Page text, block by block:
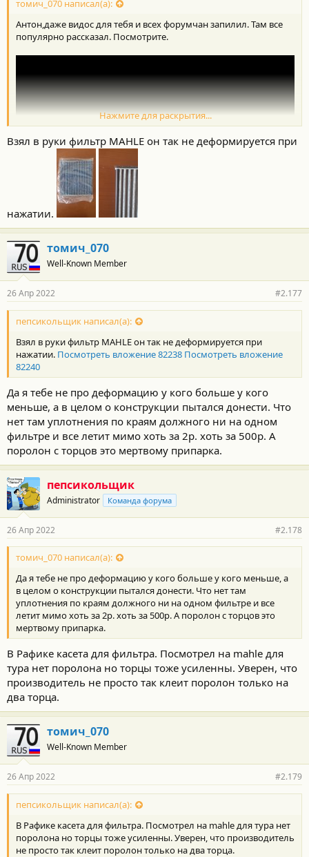
томич_070 написал(а):
Антон,даже видос для тебя и всех форумчан запилил. Там все
популярно рассказал. Посмотрите.
Нажмите для раскрытия...
Взял в руки фильтр MAHLE он так не деформируется при
нажатии.
томич_070
Well-Known Member
26 Апр 2022 #2.177
пепсикольщик написал(а):
Взял в руки фильтр MAHLE он так не деформируется при
нажатии. Посмотреть вложение 82238 Посмотреть вложение
82240
Да я тебе не про деформацию у кого больше у кого
меньше, а в целом о конструкции пытался донести. Что
нет там уплотнения по краям должного ни на одном
фильтре и все летит мимо хоть за 2р. хоть за 500р. А
поролон с торцов это мертвому припарка.
пепсикольщик
Administrator Команда форума
26 Апр 2022 #2.178
томич_070 написал(а):
Да я тебе не про деформацию у кого больше у кого меньше, а
в целом о конструкции пытался донести. Что нет там
уплотнения по краям должного ни на одном фильтре и все
летит мимо хоть за 2р. хоть за 500р. А поролон с торцов это
мертвому припарка.
В Рафике касета для фильтра. Посмотрел на mahle для
тура нет поролона но торцы тоже усиленны. Уверен, что
производитель не просто так клеит поролон только на
два торца.
томич_070
Well-Known Member
26 Апр 2022 #2.179
пепсикольщик написал(а):
В Рафике касета для фильтра. Посмотрел на mahle для тура нет
поролона но торцы тоже усиленны. Уверен, что производитель
не просто так клеит поролон только на два торца.